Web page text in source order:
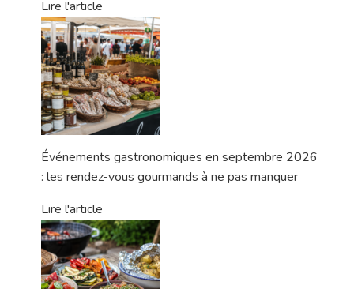
Lire l'article
Événements gastronomiques en septembre 2026
: les rendez-vous gourmands à ne pas manquer
Lire l'article